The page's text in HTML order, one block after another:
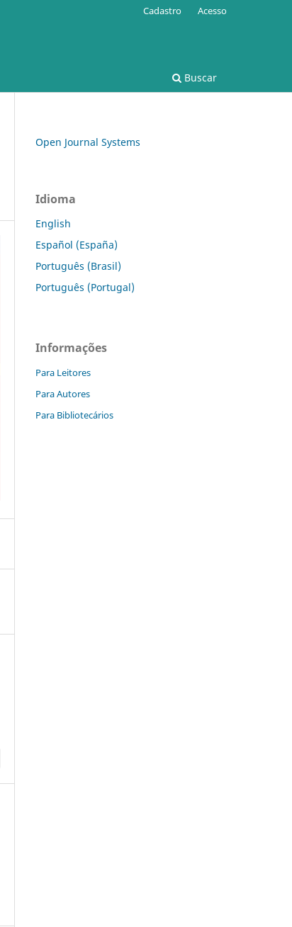
Buscar
Cadastro Acesso
Open Journal Systems
Idioma
English
Español (España)
Português (Brasil)
Português (Portugal)
Informações
Para Leitores
Para Autores
Para Bibliotecários